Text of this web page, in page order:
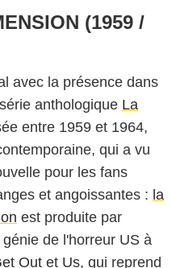
(1959 /
avec la présence dans
anthologique La
entre 1959 et 1964,
qui a vu
pour les fans
et angoissantes : la
est produite par
de l'horreur US à
Out et Us, qui reprend